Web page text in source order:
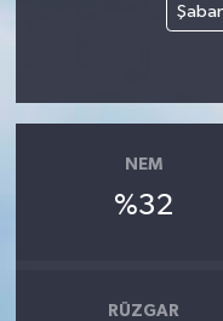
NEM
%32
RÜZGAR